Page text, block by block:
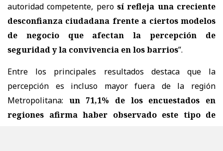
autoridad competente, perosí refleja una creciente
desconfianza ciudadana frente a ciertos modelos
de negocio que afectan la percepción de
seguridad y la convivencia en los barrios”.
Entre los principales resultados destaca que la
percepción es incluso mayor fuera de la región
Metropolitana: un 71,1% de los encuestados en
regiones afirma haber observado este tipo de